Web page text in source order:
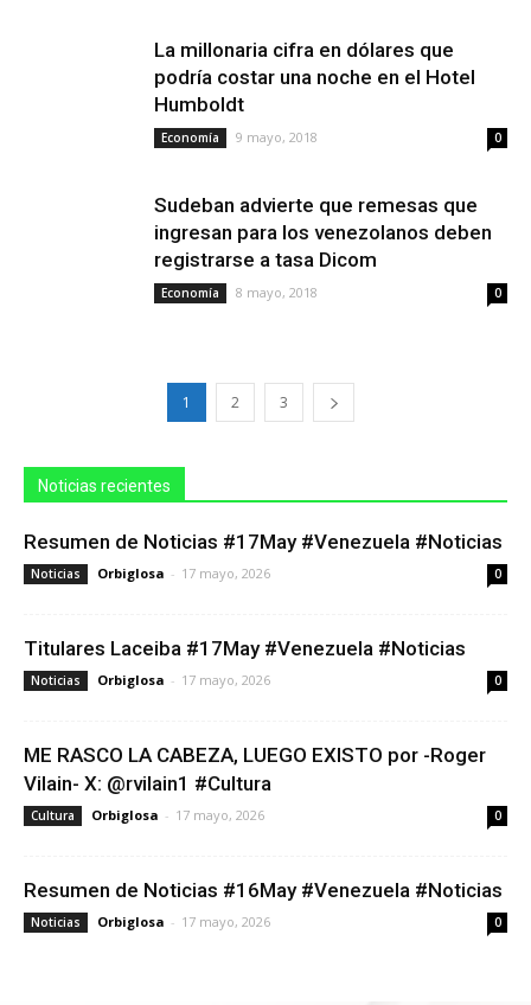
La millonaria cifra en dólares que
podría costar una noche en el Hotel
Humboldt
Economía 9 mayo, 2018 0
Sudeban advierte que remesas que
ingresan para los venezolanos deben
registrarse a tasa Dicom
Economía 8 mayo, 2018 0
1 2 3
Noticias recientes
Resumen de Noticias #17May #Venezuela #Noticias
Noticias Orbiglosa - 17 mayo, 2026 0
Titulares Laceiba #17May #Venezuela #Noticias
Noticias Orbiglosa - 17 mayo, 2026 0
ME RASCO LA CABEZA, LUEGO EXISTO por -Roger
Vilain- X: @rvilain1 #Cultura
Cultura Orbiglosa - 17 mayo, 2026 0
Resumen de Noticias #16May #Venezuela #Noticias
Noticias Orbiglosa - 17 mayo, 2026 0